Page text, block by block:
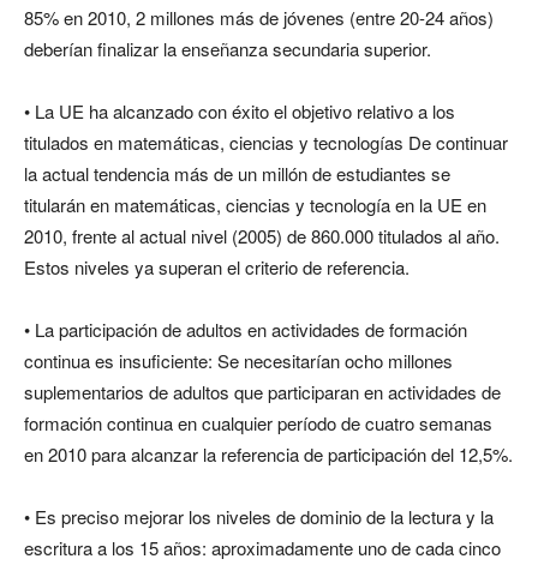
85% en 2010, 2 millones más de jóvenes (entre 20-24 años)
deberían finalizar la enseñanza secundaria superior.
• La UE ha alcanzado con éxito el objetivo relativo a los
titulados en matemáticas, ciencias y tecnologías De continuar
la actual tendencia más de un millón de estudiantes se
titularán en matemáticas, ciencias y tecnología en la UE en
2010, frente al actual nivel (2005) de 860.000 titulados al año.
Estos niveles ya superan el criterio de referencia.
• La participación de adultos en actividades de formación
continua es insuficiente: Se necesitarían ocho millones
suplementarios de adultos que participaran en actividades de
formación continua en cualquier período de cuatro semanas
en 2010 para alcanzar la referencia de participación del 12,5%.
• Es preciso mejorar los niveles de dominio de la lectura y la
escritura a los 15 años: aproximadamente uno de cada cinco